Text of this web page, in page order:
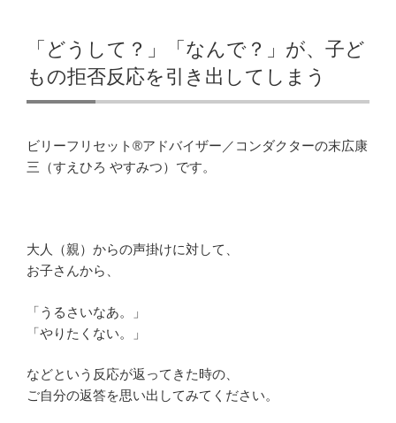
「どうして？」「なんで？」が、子ど
もの拒否反応を引き出してしまう
ビリーフリセット®アドバイザー／コンダクターの末広康
三（すえひろ やすみつ）です。
大人（親）からの声掛けに対して、
お子さんから、
「うるさいなあ。」
「やりたくない。」
などという反応が返ってきた時の、
ご自分の返答を思い出してみてください。